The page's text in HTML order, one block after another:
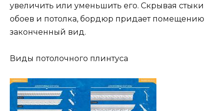
увеличить или уменьшить его. Скрывая стыки
обоев и потолка, бордюр придает помещению
законченный вид.
Виды потолочного плинтуса